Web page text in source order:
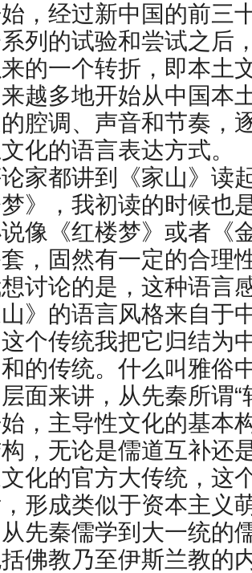
，经过新中国的前三
列的试验和尝试之后
的一个转折，即本土
越多地开始从中国本
腔调、声音和节奏，
化的语言表达方式。
家都讲到《家山》读
》，我初读的时候也
像《红楼梦》或者《
，固然有一定的合理
讨论的是，这种语言
》的语言风格来自于
个传统我把它归结为
的传统。什么叫雅俗
面来讲，从先秦所谓“
，主导性文化的基本
，无论是儒道互补还
化的官方大传统，这
形成类似于资本主义
先秦儒学到大一统的
佛教乃至伊斯兰教的